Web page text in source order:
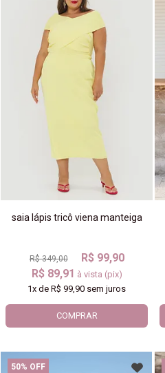
saia lápis tricô viena manteiga
R$ 349,00
R$ 99,90
R$ 89,91 à vista (pix)
1x deR$ 99,90 sem juros
COMPRAR
50% OFF